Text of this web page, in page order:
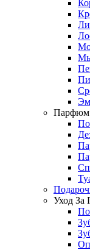
Парфюм
Уход За